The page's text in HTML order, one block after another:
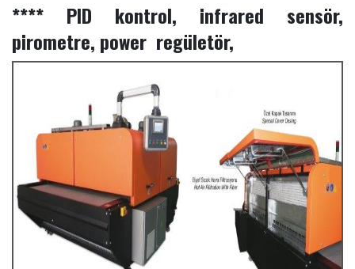
**** PID kontrol, infrared sensör,
pirometre, power regületör,